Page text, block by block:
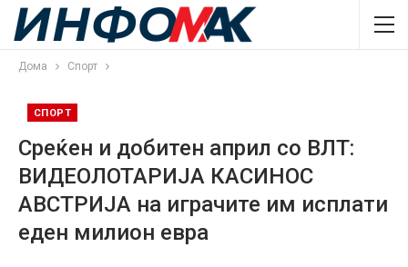
Дома Спорт
СПОРТ
Среќен и добитен април со ВЛТ:
ВИДЕОЛОТАРИЈА КАСИНОС
АВСТРИЈА на играчите им исплати
еден милион евра